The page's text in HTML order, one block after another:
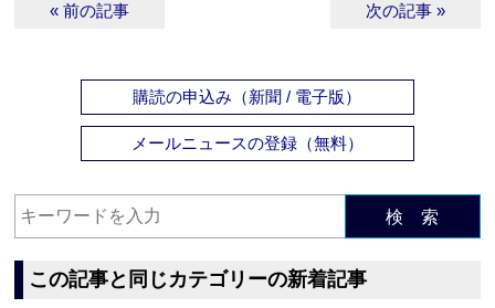
« 前の記事 次の記事 »
購読の申込み（新聞 / 電子版）
メールニュースの登録（無料）
検 索
この記事と同じカテゴリーの新着記事